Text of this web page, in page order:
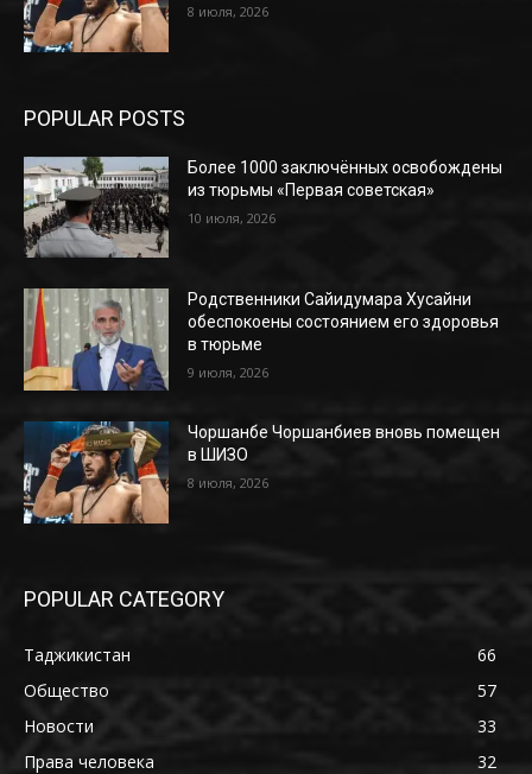
8 июля, 2026
POPULAR POSTS
Более 1000 заключённых освобождены
из тюрьмы «Первая советская»
10 июля, 2026
Родственники Сайидумара Хусайни
обеспокоены состоянием его здоровья
в тюрьме
9 июля, 2026
Чоршанбе Чоршанбиев вновь помещен
в ШИЗО
8 июля, 2026
POPULAR CATEGORY
Таджикистан
66
Общество
57
Новости
33
Права человека
32